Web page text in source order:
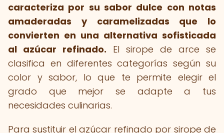
caracteriza por su sabor dulce con notas
amaderadas y caramelizadas que lo
convierten en una alternativa sofisticada
al azúcar refinado. El sirope de arce se
clasifica en diferentes categorías según su
color y sabor, lo que te permite elegir el
grado que mejor se adapte a tus
necesidades culinarias.
Para sustituir el azúcar refinado por sirope de